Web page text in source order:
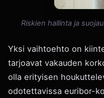
Riskien hallinta ja
Yksi vaihtoehto on
tarjoavat vakauden
olla erityisen
odotettavissa euribor-